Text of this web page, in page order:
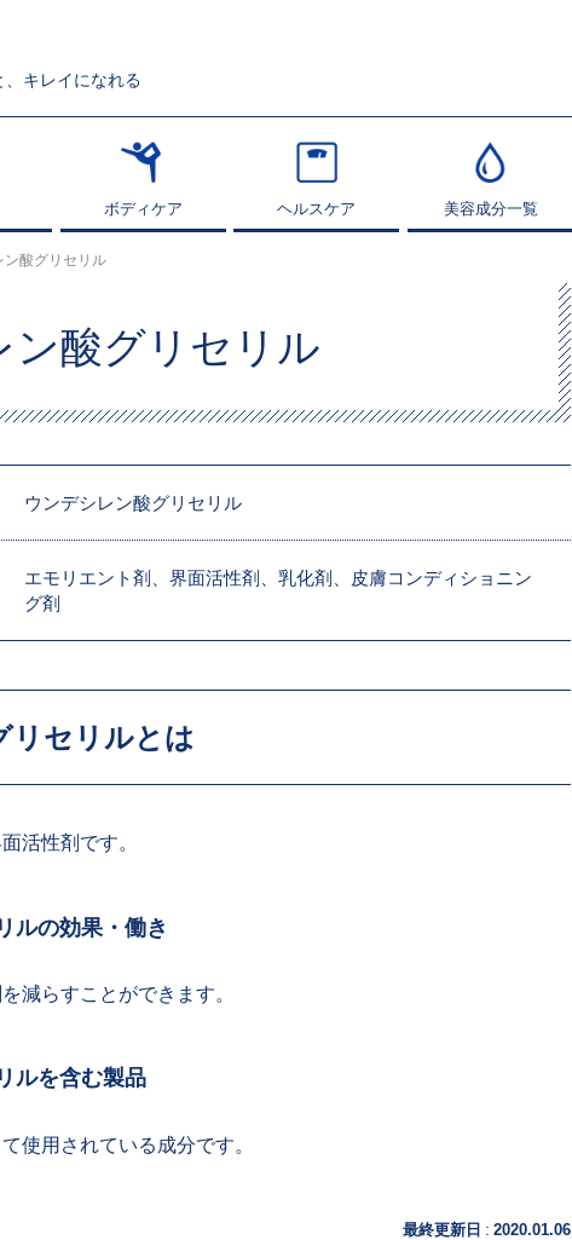
、キレイになれる
ボディケア
ボディケア ヘルスケア
ヘルスケア 美容成分一覧
美容成分一覧
ン酸グリセリル
ン酸グリセリル
ウンデシレン酸グリセリル
エモリエント剤、界面活性剤、乳化剤、皮膚コンディショニン
グ剤
リセリルとは
活性剤です。
ルの効果・働き
減らすことができます。
ルを含む製品
使用されている成分です。
最終更新日 : 2020.01.06